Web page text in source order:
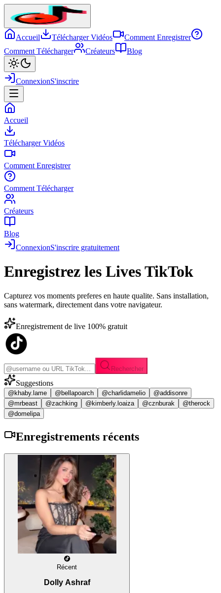
Accueil Télécharger Vidéos
Comment Enregistrer
Comment Télécharger
Créateurs Blog
ConnexionS'inscrire
Accueil
Télécharger Vidéos
Comment Enregistrer
Comment Télécharger
Créateurs
Blog
ConnexionS'inscrire gratuitement
Enregistrez les Lives TikTok
Capturez vos moments preferes en haute qualite. Sans installation,
sans watermark, directement dans votre navigateur.
Enregistrement de live 100% gratuit
Rechercher
Suggestions
@khaby.lame @bellapoarch @charlidamelio
@addisonre
@mrbeast
@zachking @kimberly.loaiza @cznburak
@therock
@domelipa
Enregistrements récents
Récent
Dolly Ashraf